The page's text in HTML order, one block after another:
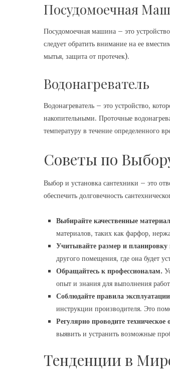
Посудомоечная
Посудомоечная машина – это
следует обратить внимание на ее
мытья, защита от протечек).
Водонагреватель
Водонагреватель – это устройство,
накопительными. Проточные
температуру в течение определенного
Советы по
Выбор и установка сантехники – это
обеспечить долговечность
Выбирайте качественные
материалов, таких как фарфор,
Учитывайте размер и
другого помещения, где она будет
Обращайтесь к профессионалам.
опыт и знания для выполнения
Соблюдайте правила
инструкции производителя. Это
Регулярно проводите техническое
выявить и устранить возможные
Тенденции в